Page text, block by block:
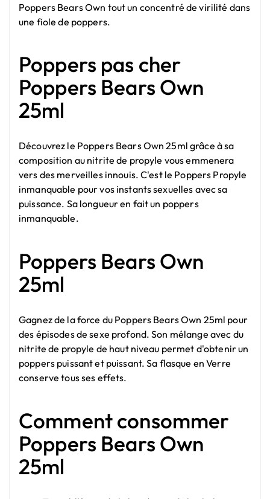
Poppers Bears Own tout un concentré de virilité dans
une fiole de poppers.
Poppers pas cher
Poppers Bears Own
25ml
Découvrez le Poppers Bears Own 25ml grâce à sa
composition au nitrite de propyle vous emmenera
vers des merveilles innouis. C'est le Poppers Propyle
inmanquable pour vos instants sexuelles avec sa
puissance. Sa longueur en fait un poppers
inmanquable.
Poppers Bears Own
25ml
Gagnez de la force du Poppers Bears Own 25ml pour
des épisodes de sexe profond. Son mélange avec du
nitrite de propyle de haut niveau permet d'obtenir un
poppers puissantet puissant. Sa flasque en Verre
conserve tous ses effets.
Comment consommer
Poppers Bears Own
25ml